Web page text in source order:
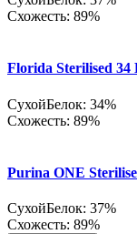
Схожесть: 89%
Florida Sterilised
СухойБелок: 34%
Схожесть: 89%
Purina ONE
СухойБелок: 37%
Схожесть: 89%